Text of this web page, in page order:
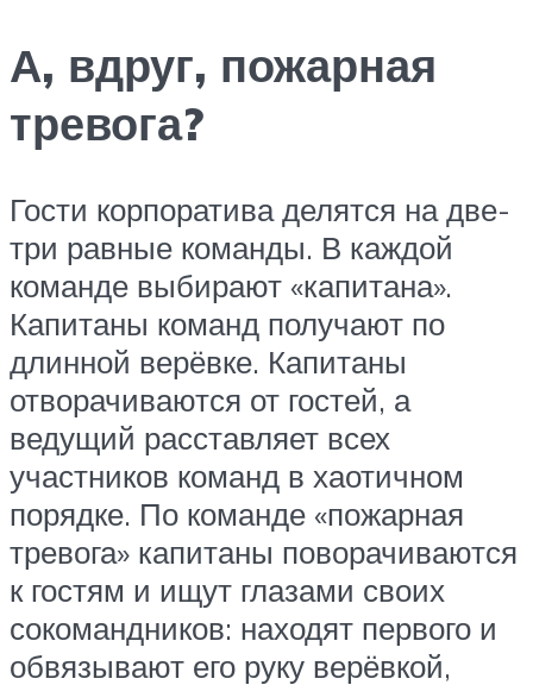
А, вдруг, пожарная
тревога?
Гости корпоратива делятся на две-
три равные команды. В каждой
команде выбирают «капитана».
Капитаны команд получают по
длинной верёвке. Капитаны
отворачиваются от гостей, а
ведущий расставляет всех
участников команд в хаотичном
порядке. По команде «пожарная
тревога» капитаны поворачиваются
к гостям и ищут глазами своих
сокомандников: находят первого и
обвязывают его руку верёвкой,